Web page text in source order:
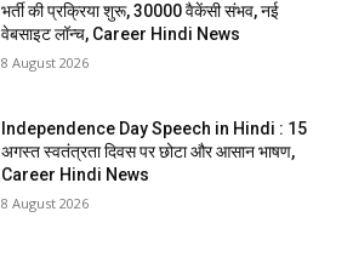
भर्ती की प्रक्रिया शुरू, 30000 वैकेंसी संभव, नई
वेबसाइट लॉन्च, Career Hindi News
8 August 2026
Independence Day Speech in Hindi : 15
अगस्त स्वतंत्रता दिवस पर छोटा और आसान भाषण,
Career Hindi News
8 August 2026